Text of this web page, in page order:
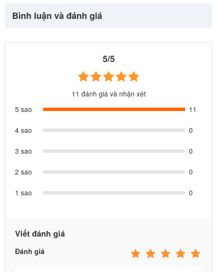
đồ, máy khò khô tay, kệ để đồ...
Với bộ đồ chơi nhỏ xinh mà bổ ích vô cùng, Ba Mẹ sẽ không còn
Bình luận và đánh giá
5/5
11 đánh giá và nhận xét
5 sao
11
4 sao 0
3 sao 0
2 sao 0
1 sao 0
Viết đánh giá
Đánh giá